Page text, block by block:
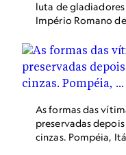
luta de
Império Romano
As formas das
preservadas
cinzas. Pompéia,